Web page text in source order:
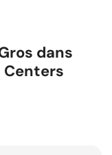
dans
Centers